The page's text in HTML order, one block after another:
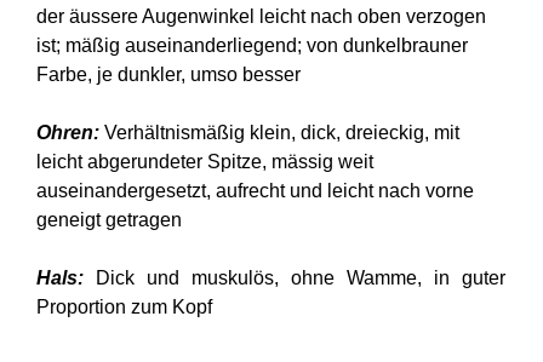
der äussere Augenwinkel leicht nach oben verzogen
ist; mäßig auseinanderliegend; von dunkelbrauner
Farbe, je dunkler, umso besser
Ohren: Verhältnismäßig klein, dick, dreieckig, mit
leicht abgerundeter Spitze, mässig weit
auseinandergesetzt, aufrecht und leicht nach vorne
geneigt getragen
Hals:
Dick und muskulös, ohne Wamme, in guter
Proportion zum Kopf